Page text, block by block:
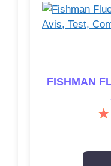
FISHMAN